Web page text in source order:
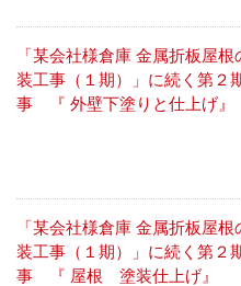
「某会社様倉庫 金属折板屋根
装工事（１期）」に続く第２
事 『 外壁下塗りと仕上げ』
「某会社様倉庫 金属折板屋根
装工事（１期）」に続く第２
事 『 屋根 塗装仕上げ』